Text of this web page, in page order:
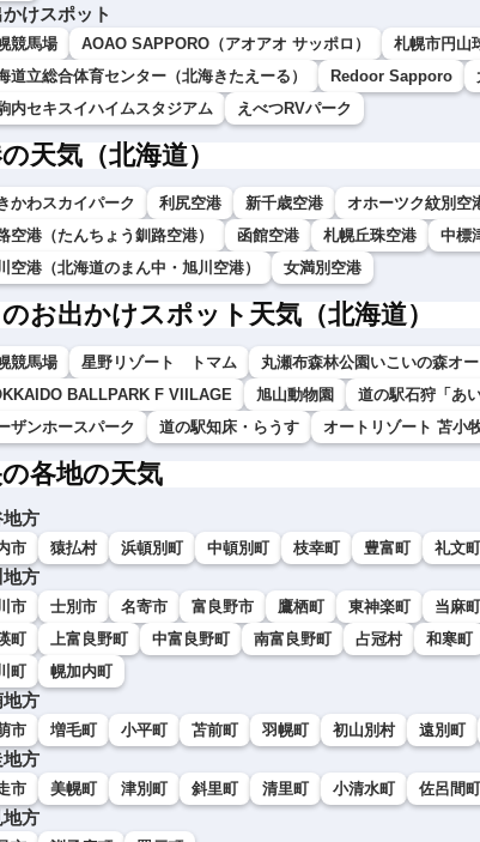
けスポット
競馬場 AOAO SAPPORO（アオアオ サッポロ） 札幌市円山
道立総合体育センター（北海きたえーる）
Redoor Sapporo
内セキスイハイムスタジアム
えべつRVパーク
天気（北海道）
かわスカイパーク 利尻空港 新千歳空港 オホーツク紋別空
空港（たんちょう釧路空港）
函館空港 札幌丘珠空港 中標
空港（北海道のまん中・旭川空港）
女満別空港
お出かけスポット天気（北海道）
競馬場 星野リゾート トマム
丸瀬布森林公園いこいの森オ
BALLPARK F VIILAGE
旭山動物園 道の駅石狩「あ
ザンホースパーク
道の駅知床・らうす オートリゾート 苫小
各地の天気
地方
市 猿払村 浜頓別町 中頓別町 枝幸町 豊富町 礼文町
地方
市 士別市 名寄市 富良野市 鷹栖町 東神楽町 当麻町
町
上富良野町 中富良野町 南富良野町 占冠村 和寒町
町
幌加内町
地方
市 増毛町 小平町 苫前町 羽幌町 初山別村 遠別町
方
市 美幌町 津別町 斜里町 清里町 小清水町 佐呂間町
方